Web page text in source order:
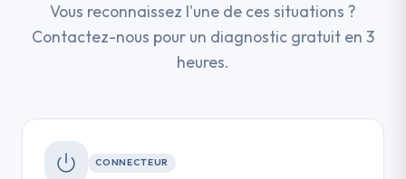
Vous reconnaissez l'une de ces situations ?
Contactez-nous pour un diagnostic gratuit en 3
heures.
CONNECTEUR